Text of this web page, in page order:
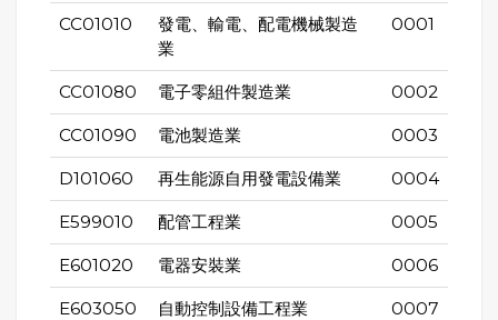
CC01010
發電、輸電、配電機械製造
業
0001
CC01080 電子零組件製造業 0002
CC01090 電池製造業 0003
D101060 再生能源自用發電設備業 0004
E599010 配管工程業 0005
E601020 電器安裝業 0006
E603050 自動控制設備工程業 0007